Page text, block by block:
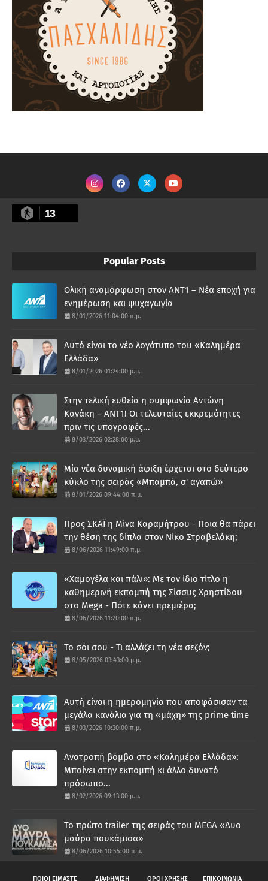
13
Popular Posts
Ολική αναμόρφωση στον ΑΝΤ1 – Νέα εποχή για
ενημέρωση και ψυχαγωγία
8/01/2026 11:04:00 π.μ.
Αυτό είναι το νέο λογότυπο του «Καλημέρα
Ελλάδα»
8/01/2026 01:24:00 μ.μ.
Στην τελική ευθεία η συμφωνία Αντώνη
Κανάκη – ΑΝΤ1! Οι τελευταίες εκκρεμότητες
πριν τις υπογραφές...
8/03/2026 02:28:00 μ.μ.
Μία νέα δυναμική άφιξη έρχεται στο δεύτερο
κύκλο της σειράς «Μπαμπά, σ' αγαπώ»
8/01/2026 09:44:00 π.μ.
Προς ΣΚΑΪ η Μίνα Καραμήτρου - Ποια θα πάρει
την θέση της δίπλα στον Νίκο Στραβελάκη;
8/06/2026 11:49:00 π.μ.
«Χαμογέλα και πάλι»: Με τον ίδιο τίτλο η
καθημερινή εκπομπή της Σίσσυς Χρηστίδου
στο Mega - Πότε κάνει πρεμιέρα;
8/06/2026 11:20:00 π.μ.
Το σόι σου - Τι αλλάζει τη νέα σεζόν;
8/05/2026 03:43:00 μ.μ.
Αυτή είναι η ημερομηνία που αποφάσισαν τα
μεγάλα κανάλια για τη «μάχη» της prime time
8/03/2026 10:30:00 π.μ.
Ανατροπή βόμβα στο «Καλημέρα Ελλάδα»:
Μπαίνει στην εκπομπή κι άλλο δυνατό
πρόσωπο...
8/02/2026 09:13:00 μ.μ.
Το πρώτο trailer της σειράς του MEGA «Δυο
μαύρα πουκάμισα»
8/06/2026 10:55:00 π.μ.
ΠΟΙΟΙ ΕΙΜΑΣΤΕ ΔΙΑΦΗΜΙΣΗ ΟΡΟΙ ΧΡΗΣΗΣ ΕΠΙΚΟΙΝΩΝΙΑ